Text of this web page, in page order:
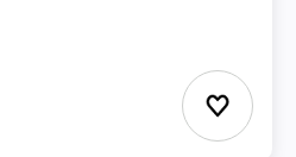
Ajouter